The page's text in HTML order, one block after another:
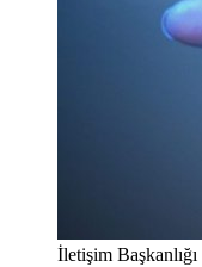
İletişim